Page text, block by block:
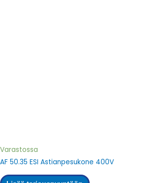
Varastossa
AF 50.35 ESI Astianpesukone 400V